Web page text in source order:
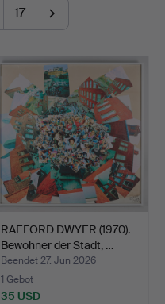
17
RAEFORD DWYER (1970).
Bewohner der Stadt, …
Beendet 27. Jun 2026
1 Gebot
35 USD